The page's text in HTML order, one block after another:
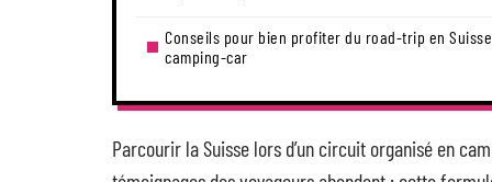
Conseils pour bien profiter du road-trip en
camping-car
Parcourir la Suisse lors d’un circuit organisé en